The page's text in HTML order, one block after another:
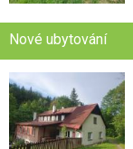
Nové ubytování